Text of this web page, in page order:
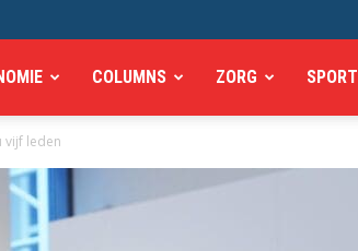
COLUMNS ZORG SPORT
vijf leden